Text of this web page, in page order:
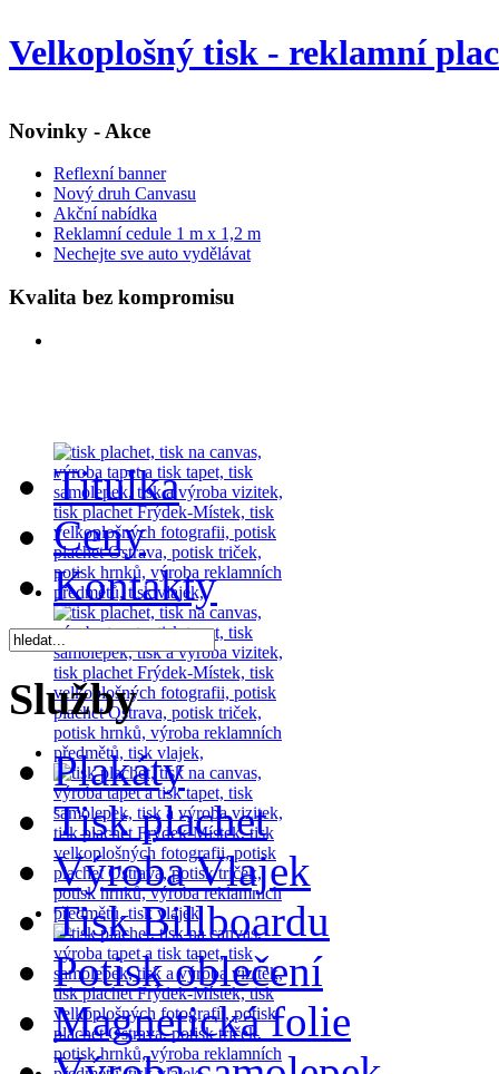
Velkoplošný tisk - reklamní
Novinky - Akce
Reflexní banner
Nový druh Canvasu
Akční nabídka
Reklamní cedule 1 m x 1,2 m
Nechejte sve auto vydělávat
Kvalita bez kompromisu
Titulka
Ceny
Kontakty
Služby
Plakáty
Tisk plachet
Výroba Vlajek
Tisk Billboardu
Potisk oblečení
Magnetická folie